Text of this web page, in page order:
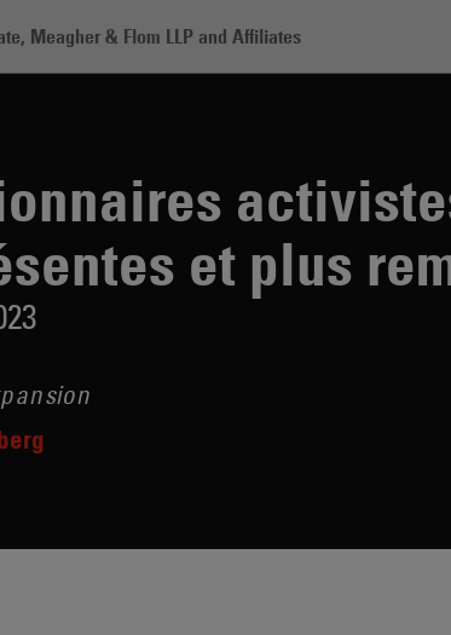
Meagher & Flom LLP and Affiliates
et plus